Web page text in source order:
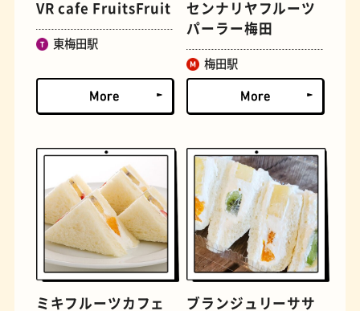
文房具 おにぎり
VR cafe FruitsFruit
東梅田駅
センナリヤフルーツ
パーラー梅田
梅田駅
ミキフルーツカフェ
ブランジュリーササ